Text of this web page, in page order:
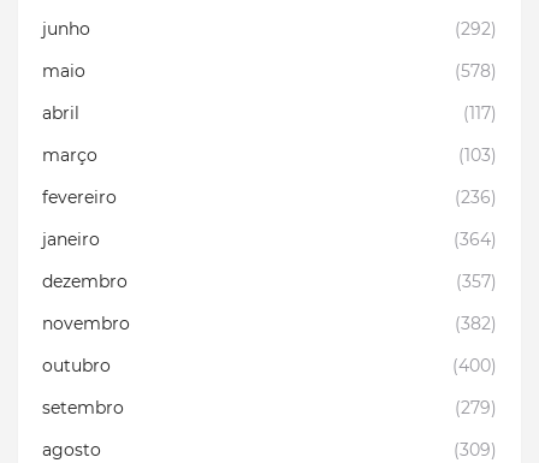
junho
(292)
maio
(578)
abril
(117)
março
(103)
fevereiro
(236)
janeiro
(364)
dezembro
(357)
novembro
(382)
outubro
(400)
setembro
(279)
agosto
(309)